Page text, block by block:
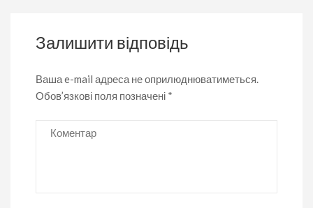
Залишити відповідь
Ваша e-mail адреса не оприлюднюватиметься.
Обов’язкові поля позначені *
Коментар